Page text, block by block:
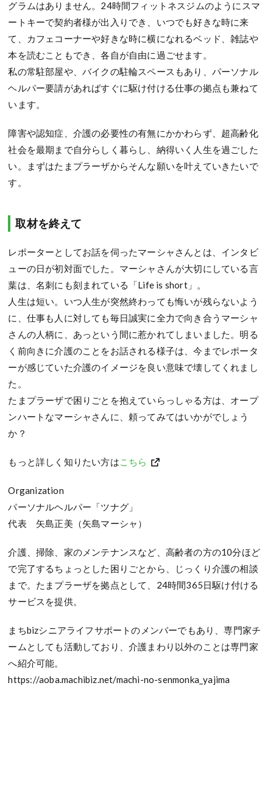
グラムはありません。24時間フィットネスジムのようにスマ
ートキーで契約者様が出入りでき、いつでも好きな時に来
て、カフェコーナーや好きな時に横になれるベッド、雑誌や
本を読むこともでき、各自が自由に過ごせます。
私の常駐部屋や、バイクの駐輪スペースもあり、パーソナル
ヘルパー要請があればすぐに駆け付ける仕事の拠点も兼ねて
います。
障害や認知症、介護の必要性の有無にかかわらず、超高齢化
社会を最期まで自分らしく暮らし、納得いく人生を過ごした
い。まずはたまプラーザからそんな願いを叶えていきたいで
す。
取材を終えて
レポーターとしてお話を伺ったマーシャさんとは、インタビ
ューの日が初対面でした。マーシャさんが大切にしている言
葉は、名刺にも刻まれている「Life is short」。
人生は短い。いつ人生が突然終わっても悔いが残らないよう
に、仕事も人に対しても毎日誠実に全力で向き合うマーシャ
さんの人柄に、あっという間に惹かれてしまいました。明る
く前向きに介護のことをお話される様子は、今までレポータ
ーが感じていた介護のイメージを良い意味で壊してくれまし
た。
たまプラーザで困りごとを抱えていらっしゃる方は、オープ
ンハートなマーシャさんに、頼ってみてはいかがでしょう
か？
もっと詳しく知りたい方はこちら
Organization
パーソナルヘルパー「ツナグ」
代表 矢島正美（矢島マーシャ）
介護、掃除、家のメンテナンスなど、高齢者の方の10分ほど
で完了するちょっとした困りごとから、じっくり介護の相談
まで。たまプラーザを拠点として、24時間365日駆け付ける
サービスを提供。
まちbizシニアライフサポートのメンバーでもあり、専門家チ
ームとしても活動しており、介護まわり以外のことは専門家
へ紹介可能。
https://aoba.machibiz.net/machi-no-senmonka_yajima